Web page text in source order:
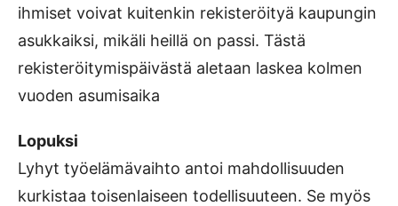
ihmiset voivat kuitenkin rekisteröityä kaupungin
asukkaiksi, mikäli heillä on passi. Tästä
rekisteröitymispäivästä aletaan laskea kolmen
vuoden asumisaika
Lopuksi
Lyhyt työelämävaihto antoi mahdollisuuden
kurkistaa toisenlaiseen todellisuuteen. Se myös